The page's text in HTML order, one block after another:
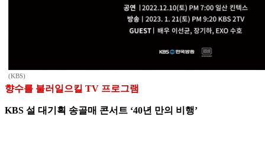
(KBS)
향수를 불러일으킬 TV 프로그램
KBS 설 대기획 송골매 콘서트 ‘40년 만의 비행’